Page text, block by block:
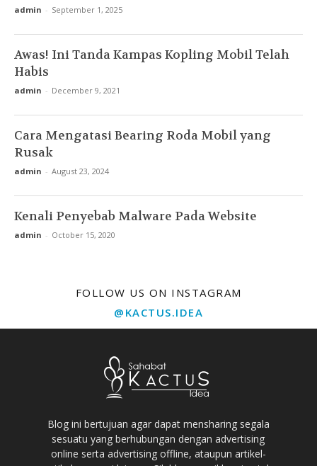
admin - September 1, 2025
Awas! Ini Tanda Kampas Kopling Mobil Telah
Habis
admin - December 9, 2021
Cara Mengatasi Bearing Roda Mobil yang
Rusak
admin - August 23, 2024
Kenali Penyebab Malware Pada Website
admin - October 15, 2020
FOLLOW US ON INSTAGRAM
@KACTUS.IDEA
Blog ini bertujuan agar dapat mensharing segala
sesuatu yang berhubungan dengan advertising
online serta advertising offline, ataupun artikel-